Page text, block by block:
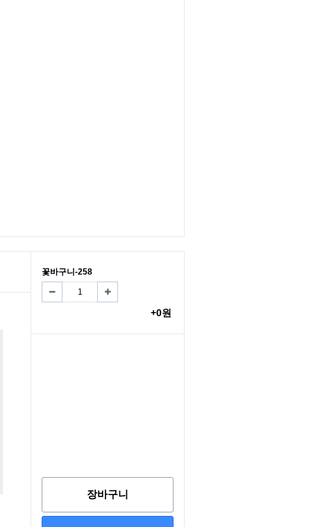
꽃바구니-258
+0원
장바구니